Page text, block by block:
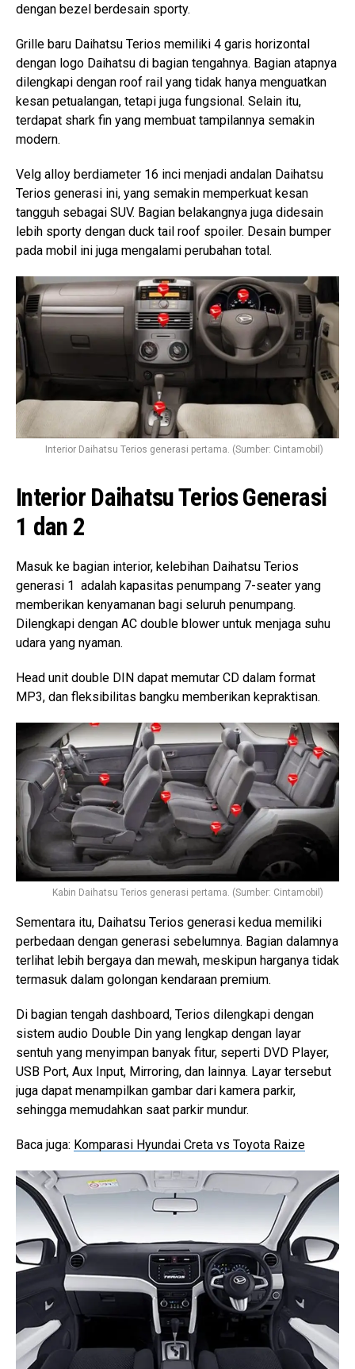
dengan bezel berdesain sporty.
Grille baru Daihatsu Terios memiliki 4 garis horizontal
dengan logo Daihatsu di bagian tengahnya. Bagian atapnya
dilengkapi dengan roof rail yang tidak hanya menguatkan
kesan petualangan, tetapi juga fungsional. Selain itu,
terdapat shark fin yang membuat tampilannya semakin
modern.
Velg alloy berdiameter 16 inci menjadi andalan Daihatsu
Terios generasi ini, yang semakin memperkuat kesan
tangguh sebagai SUV. Bagian belakangnya juga didesain
lebih sporty dengan duck tail roof spoiler. Desain bumper
pada mobil ini juga mengalami perubahan total.
Interior Daihatsu Terios generasi pertama. (Sumber: Cintamobil)
Interior Daihatsu Terios Generasi
1 dan 2
Masuk ke bagian interior, kelebihan Daihatsu Terios
generasi 1 adalah kapasitas penumpang 7-seater yang
memberikan kenyamanan bagi seluruh penumpang.
Dilengkapi dengan AC double blower untuk menjaga suhu
udara yang nyaman.
Head unit double DIN dapat memutar CD dalam format
MP3, dan fleksibilitas bangku memberikan kepraktisan.
Kabin Daihatsu Terios generasi pertama. (Sumber: Cintamobil)
Sementara itu, Daihatsu Terios generasi kedua memiliki
perbedaan dengan generasi sebelumnya. Bagian dalamnya
terlihat lebih bergaya dan mewah, meskipun harganya tidak
termasuk dalam golongan kendaraan premium.
Di bagian tengah dashboard, Terios dilengkapi dengan
sistem audio Double Din yang lengkap dengan layar
sentuh yang menyimpan banyak fitur, seperti DVD Player,
USB Port, Aux Input, Mirroring, dan lainnya. Layar tersebut
juga dapat menampilkan gambar dari kamera parkir,
sehingga memudahkan saat parkir mundur.
Baca juga: Komparasi Hyundai Creta vs Toyota Raize